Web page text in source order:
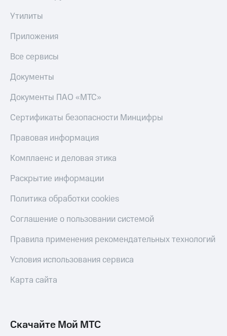
Утилиты
Приложения
Все сервисы
Документы
Документы ПАО «МТС»
Сертификаты безопасности Минцифры
Правовая информация
Комплаенс и деловая этика
Раскрытие информации
Политика обработки cookies
Соглашение о пользовании системой
Правила применения рекомендательных технологий
Условия использования сервиса
Карта сайта
Скачайте Мой МТС